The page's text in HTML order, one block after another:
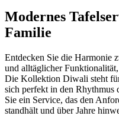
Modernes
Familie
Entdecken Sie die Harmonie
und alltäglicher
Die Kollektion Diwali steht
sich perfekt in den Rhythmus
Sie ein Service, das den
standhält und über Jahre